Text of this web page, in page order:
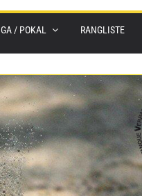
/ POKAL RANGLISTE